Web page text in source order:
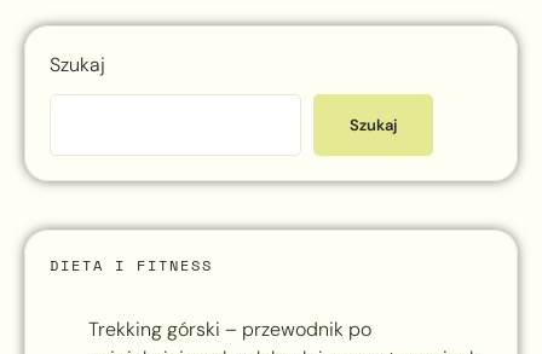
Szukaj
Szukaj
DIETA I FITNESS
Trekking górski – przewodnik po